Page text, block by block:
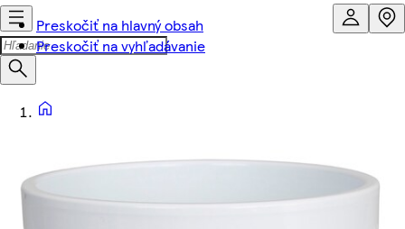
Preskočiť na hlavný obsah
Preskočiť na vyhľadávanie